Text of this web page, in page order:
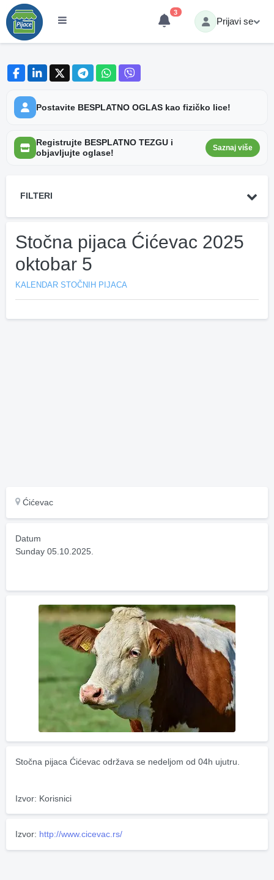
3
Prijavi se
Postavite BESPLATNO OGLAS kao fizičko lice!
Registrujte BESPLATNO TEZGU i
objavljujte oglase!
Saznaj više
FILTERI
Stočna pijaca Ćićevac 2025
oktobar 5
KALENDAR STOČNIH PIJACA
Ćićevac
Datum
Sunday 05.10.2025.
Stočna pijaca Ćićevac održava se nedeljom od 04h ujutru.
Izvor: Korisnici
Izvor: http://www.cicevac.rs/